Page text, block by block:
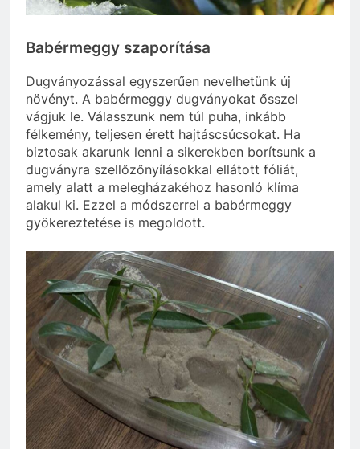
Babérmeggy szaporítása
Dugványozással egyszerűen nevelhetünk új
növényt. A babérmeggy dugványokat ősszel
vágjuk le. Válasszunk nem túl puha, inkább
félkemény, teljesen érett hajtáscsúcsokat. Ha
biztosak akarunk lenni a sikerekben borítsunk a
dugványra szellőzőnyílásokkal ellátott fóliát,
amely alatt a melegházakéhoz hasonló klíma
alakul ki. Ezzel a módszerrel a babérmeggy
gyökereztetése is megoldott.